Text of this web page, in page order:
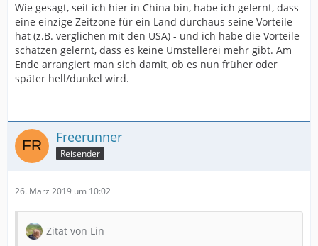
Wie gesagt, seit ich hier in China bin, habe ich gelernt, dass
eine einzige Zeitzone für ein Land durchaus seine Vorteile
hat (z.B. verglichen mit den USA) - und ich habe die Vorteile
schätzen gelernt, dass es keine Umstellerei mehr gibt. Am
Ende arrangiert man sich damit, ob es nun früher oder
später hell/dunkel wird.
Freerunner
Reisender
26. März 2019 um 10:02
Zitat von Lin